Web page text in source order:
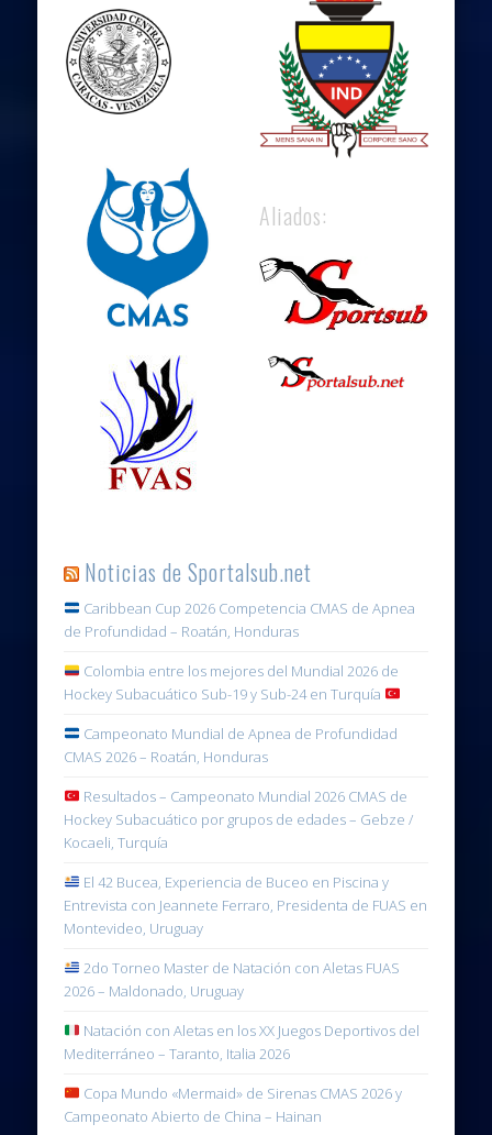
Aliados:
Noticias de Sportalsub.net
Caribbean Cup 2026 Competencia CMAS de Apnea
de Profundidad – Roatán, Honduras
Colombia entre los mejores del Mundial 2026 de
Hockey Subacuático Sub-19 y Sub-24 en Turquía
Campeonato Mundial de Apnea de Profundidad
CMAS 2026 – Roatán, Honduras
Resultados – Campeonato Mundial 2026 CMAS de
Hockey Subacuático por grupos de edades – Gebze /
Kocaeli, Turquía
El 42 Bucea, Experiencia de Buceo en Piscina y
Entrevista con Jeannete Ferraro, Presidenta de FUAS en
Montevideo, Uruguay
2do Torneo Master de Natación con Aletas FUAS
2026 – Maldonado, Uruguay
Natación con Aletas en los XX Juegos Deportivos del
Mediterráneo – Taranto, Italia 2026
Copa Mundo «Mermaid» de Sirenas CMAS 2026 y
Campeonato Abierto de China – Hainan